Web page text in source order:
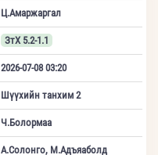
Ц.Амаржаргал
ЗтХ 5.2-1.1
2026-07-08 03:20
Шүүхийн танхим 2
Ч.Болормаа
А.Солонго, М.Адъяаболд